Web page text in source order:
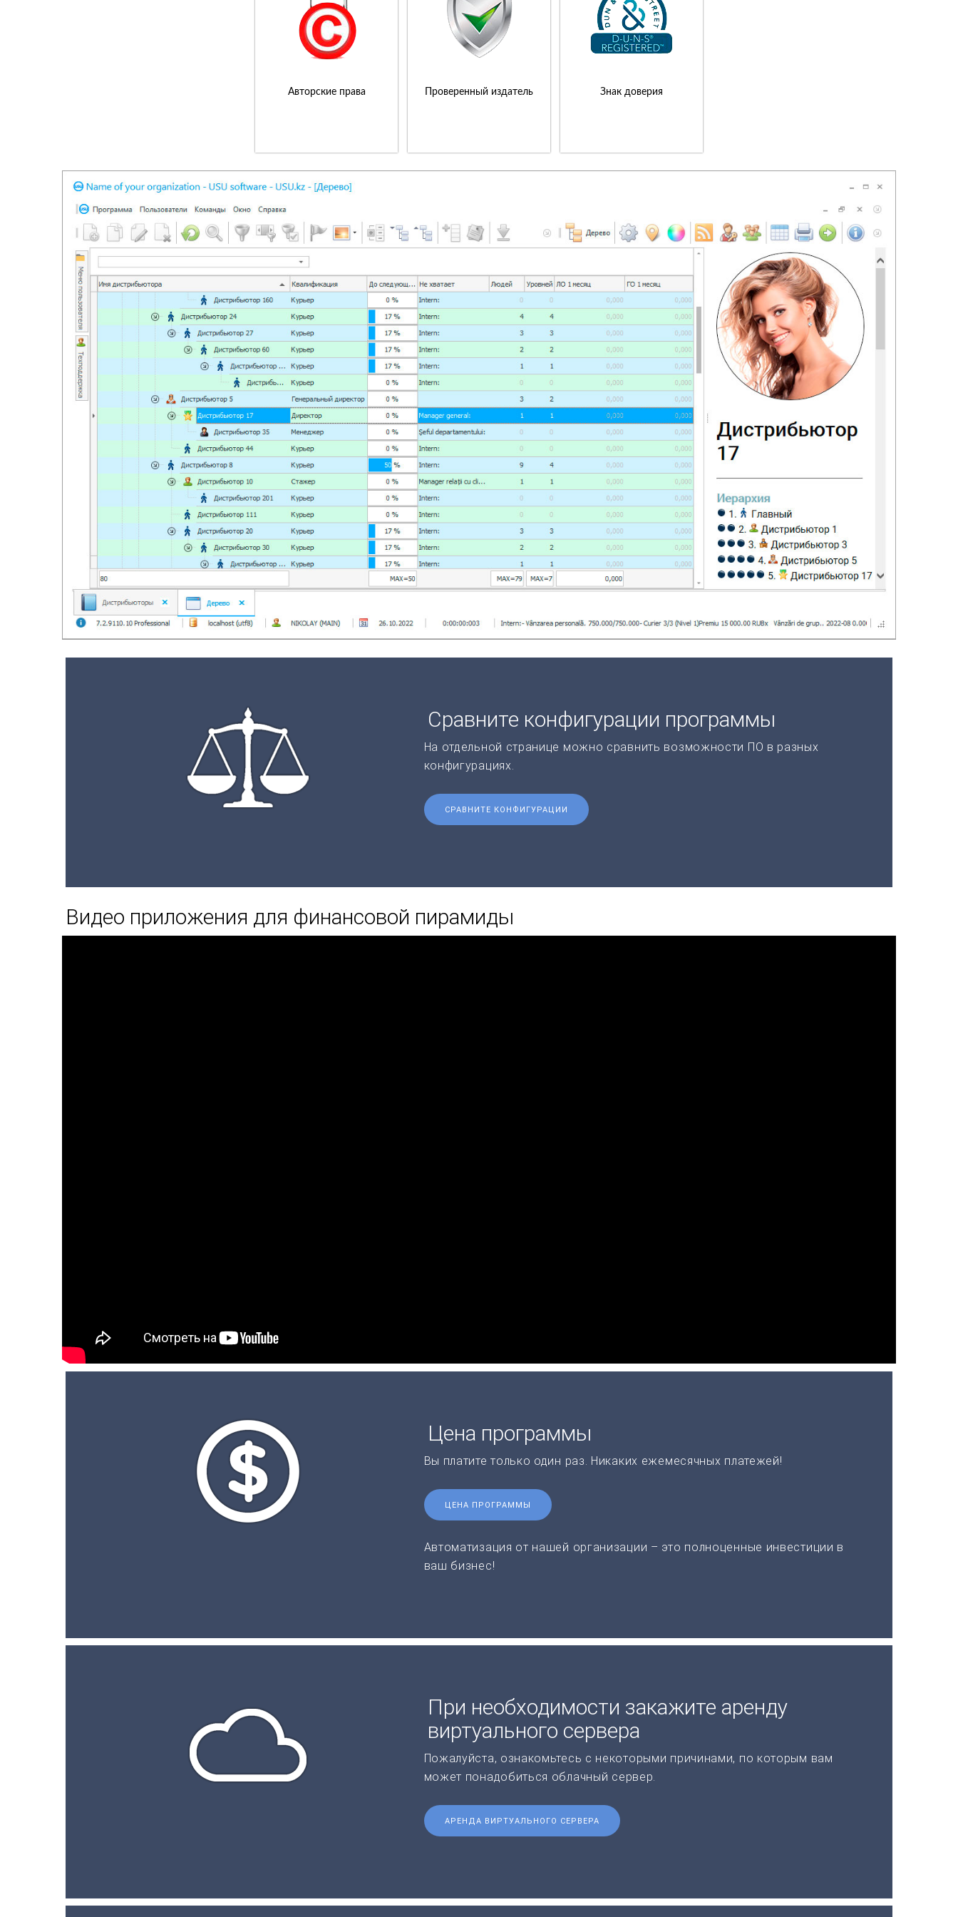
Авторские права Проверенный издатель Знак доверия
Сравните конфигурации программы
На отдельной странице можно сравнить возможности ПО в разных
конфигурациях.
СРАВНИТЕ КОНФИГУРАЦИИ
Видео приложения для финансовой пирамиды
Цена программы
Вы платите только один раз. Никаких ежемесячных платежей!
ЦЕНА ПРОГРАММЫ
Автоматизация от нашей организации – это полноценные инвестиции в
ваш бизнес!
При необходимости закажите аренду
виртуального сервера
Пожалуйста, ознакомьтесь с некоторыми причинами, по которым вам
может понадобиться облачный сервер.
АРЕНДА ВИРТУАЛЬНОГО СЕРВЕРА